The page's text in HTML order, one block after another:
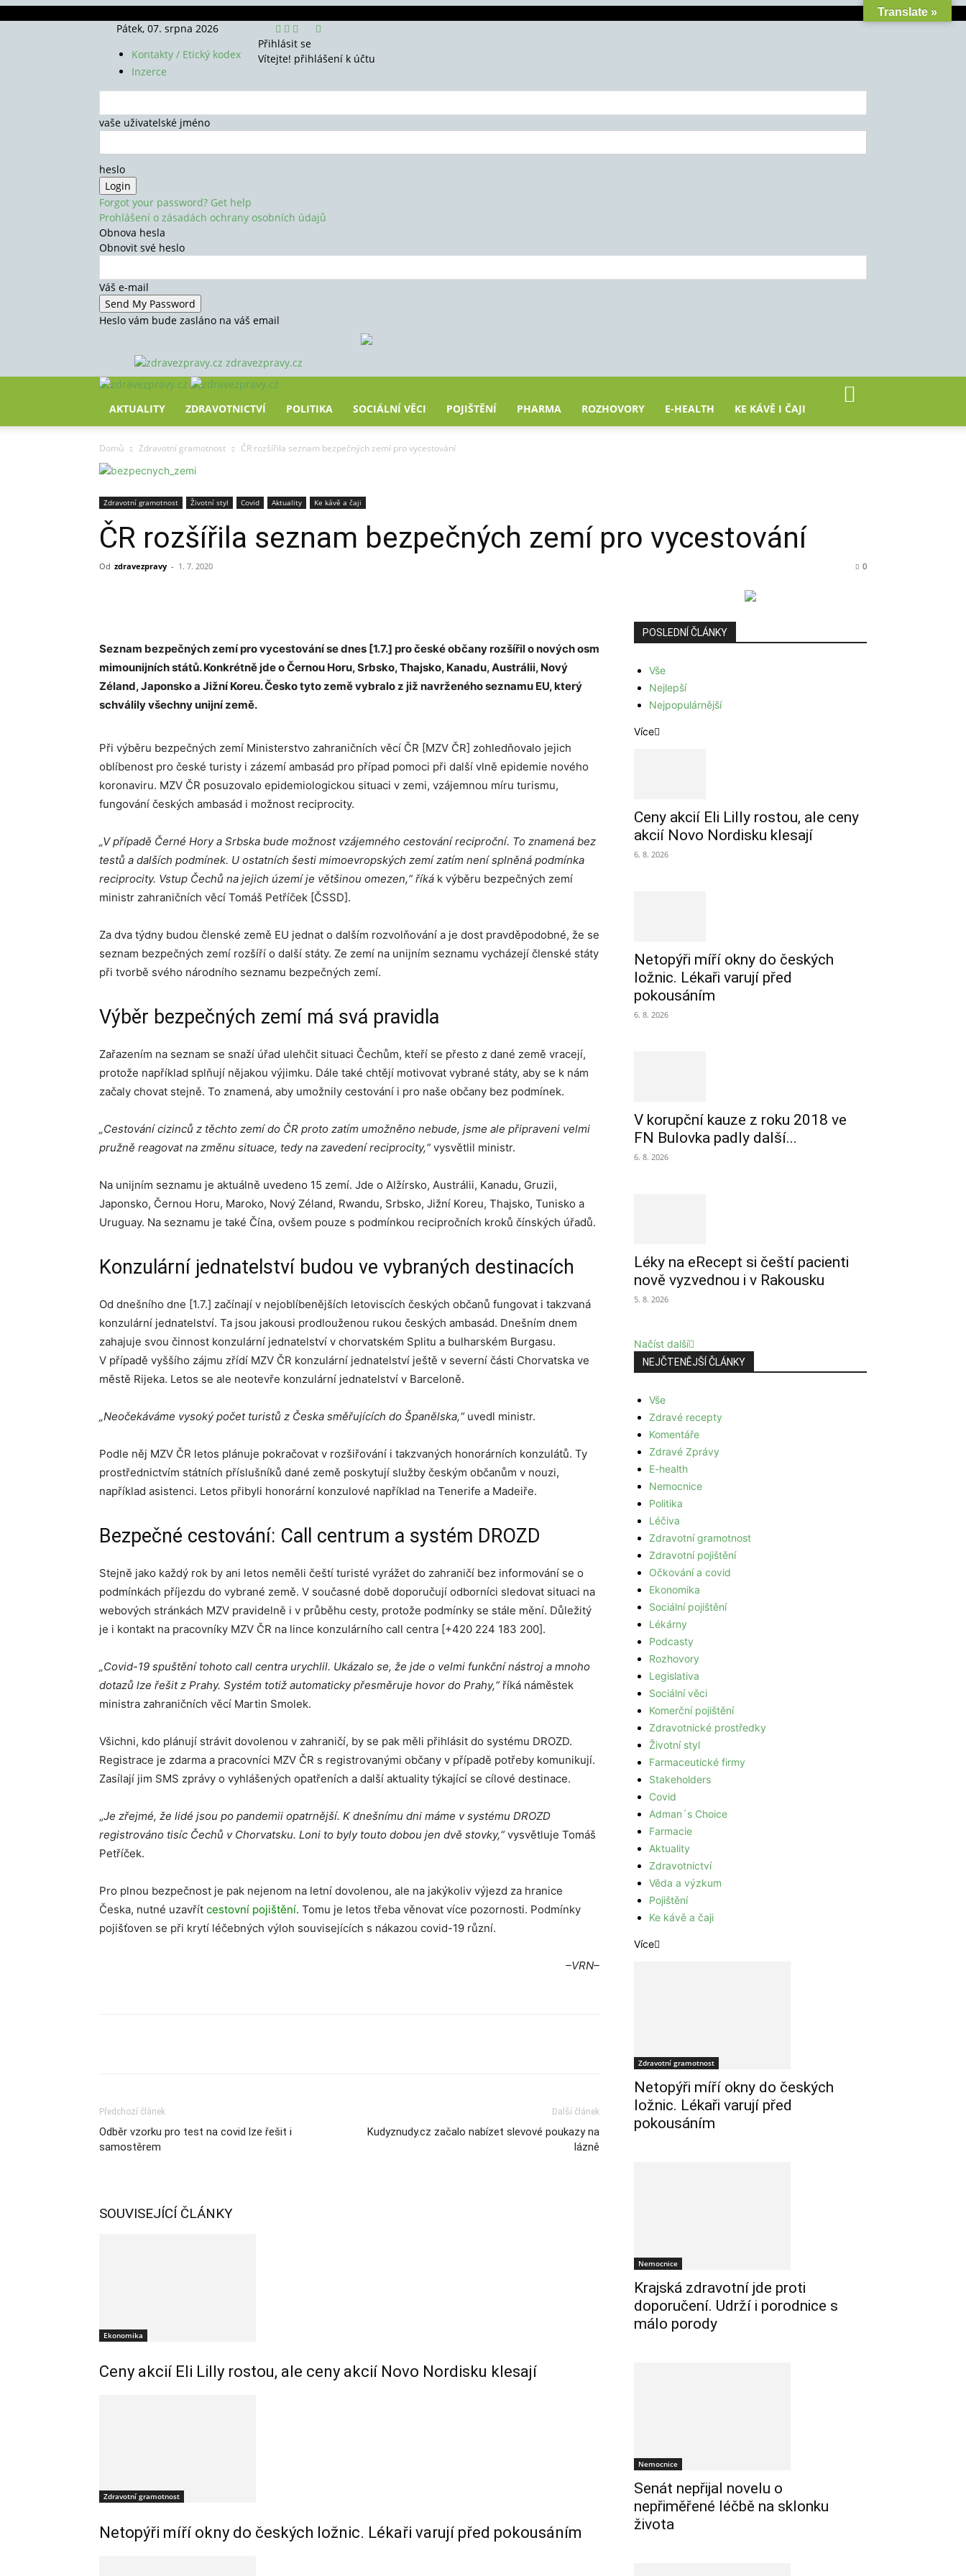
Pátek, 07. srpna 2026
Kontakty / Etický kodex
Inzerce
Přihlásit se
Vítejte! přihlášení k účtu
vaše uživatelské jméno
heslo
Forgot your password? Get help
Prohlášení o zásadách ochrany osobních údajů
Obnova hesla
Obnovit své heslo
Váš e-mail
Heslo vám bude zasláno na váš email
zdravezpravy.cz
AKTUALITY ZDRAVOTNICTVÍ POLITIKA SOCIÁLNÍ VĚCI POJIŠTĚNÍ PHARMA ROZHOVORY E-HEALTH KE KÁVĚ I ČAJI
Domů Zdravotní gramotnost ČR rozšířila seznam bezpečných zemí pro vycestování
Zdravotní gramotnost Životní styl Covid Aktuality Ke kávě a čaji
ČR rozšířila seznam bezpečných zemí pro vycestování
Od zdravezpravy - 1. 7. 2020 0
Seznam bezpečných zemí pro vycestování se dnes [1.7.] pro české občany rozšířil o nových osm
mimounijních států. Konkrétně jde o Černou Horu, Srbsko, Thajsko, Kanadu, Austrálii, Nový
Zéland, Japonsko a Jižní Koreu. Česko tyto země vybralo z již navrženého seznamu EU, který
schválily všechny unijní země.
Při výběru bezpečných zemí Ministerstvo zahraničních věcí ČR [MZV ČR] zohledňovalo jejich
oblíbenost pro české turisty i zázemí ambasád pro případ pomoci při další vlně epidemie nového
koronaviru. MZV ČR posuzovalo epidemiologickou situaci v zemi, vzájemnou míru turismu,
fungování českých ambasád i možnost reciprocity.
„V případě Černé Hory a Srbska bude možnost vzájemného cestování reciproční. To znamená bez
testů a dalších podmínek. U ostatních šesti mimoevropských zemí zatím není splněná podmínka
reciprocity. Vstup Čechů na jejich území je většinou omezen,“ říká k výběru bezpečných zemí
ministr zahraničních věcí Tomáš Petříček [ČSSD].
Za dva týdny budou členské země EU jednat o dalším rozvolňování a je dost pravděpodobné, že se
seznam bezpečných zemí rozšíří o další státy. Ze zemí na unijním seznamu vycházejí členské státy
při tvorbě svého národního seznamu bezpečných zemí.
Výběr bezpečných zemí má svá pravidla
Zařazením na seznam se snaží úřad ulehčit situaci Čechům, kteří se přesto z dané země vracejí,
protože například splňují nějakou výjimku. Dále také chtějí motivovat vybrané státy, aby se k nám
začaly chovat stejně. To znamená, aby umožnily cestování i pro naše občany bez podmínek.
„Cestování cizinců z těchto zemí do ČR proto zatím umožněno nebude, jsme ale připraveni velmi
pružně reagovat na změnu situace, tedy na zavedení reciprocity,“vysvětlil ministr.
Na unijním seznamu je aktuálně uvedeno 15 zemí. Jde o Alžírsko, Austrálii, Kanadu, Gruzii,
Japonsko, Černou Horu, Maroko, Nový Zéland, Rwandu, Srbsko, Jižní Koreu, Thajsko, Tunisko a
Uruguay. Na seznamu je také Čína, ovšem pouze s podmínkou recipročních kroků čínských úřadů.
Konzulární jednatelství budou ve vybraných destinacích
Od dnešního dne [1.7.] začínají v nejoblíbenějších letoviscích českých občanů fungovat i takzvaná
konzulární jednatelství. Ta jsou jakousi prodlouženou rukou českých ambasád. Dnešním dnem
zahajuje svou činnost konzulární jednatelství v chorvatském Splitu a bulharském Burgasu.
V případě vyššího zájmu zřídí MZV ČR konzulární jednatelství ještě v severní části Chorvatska ve
městě Rijeka. Letos se ale neotevře konzulární jednatelství v Barceloně.
„Neočekáváme vysoký počet turistů z Česka směřujících do Španělska,“uvedl ministr.
Podle něj MZV ČR letos plánuje pokračovat v rozšiřování i takzvaných honorárních konzulátů. Ty
prostřednictvím státních příslušníků dané země poskytují služby českým občanům v nouzi,
například asistenci. Letos přibyli honorární konzulové například na Tenerife a Madeiře.
Bezpečné cestování: Call centrum a systém DROZD
Stejně jako každý rok by ani letos neměli čeští turisté vyrážet do zahraničí bez informování se o
podmínkách příjezdu do vybrané země. V současné době doporučují odborníci sledovat situaci na
webových stránkách MZV pravidelně i v průběhu cesty, protože podmínky se stále mění. Důležitý
je i kontakt na pracovníky MZV ČR na lince konzulárního call centra [+420 224 183 200].
„Covid-19 spuštění tohoto call centra urychlil. Ukázalo se, že jde o velmi funkční nástroj a mnoho
dotazů lze řešit z Prahy. Systém totiž automaticky přesměruje hovor do Prahy,“říká náměstek
ministra zahraničních věcí Martin Smolek.
Všichni, kdo plánují strávit dovolenou v zahraničí, by se pak měli přihlásit do systému DROZD.
Registrace je zdarma a pracovníci MZV ČR s registrovanými občany v případě potřeby komunikují.
Zasílají jim SMS zprávy o vyhlášených opatřeních a další aktuality týkající se cílové destinace.
„Je zřejmé, že lidé jsou po pandemii opatrnější. K dnešnímu dni máme v systému DROZD
registrováno tisíc Čechů v Chorvatsku. Loni to byly touto dobou jen dvě stovky,“vysvětluje Tomáš
Petříček.
Pro plnou bezpečnost je pak nejenom na letní dovolenou, ale na jakýkoliv výjezd za hranice
Česka, nutné uzavřít cestovní pojištění. Tomu je letos třeba věnovat více pozornosti. Podmínky
pojišťoven se při krytí léčebných výloh souvisejících s nákazou covid-19 různí.
–VRN–
Předchozí článek
Odběr vzorku pro test na covid lze řešit i
samostěrem
Další článek
Kudyznudy.cz začalo nabízet slevové poukazy na
lázně
SOUVISEJÍCÍ ČLÁNKY
Ekonomika
Ceny akcií Eli Lilly rostou, ale ceny akcií Novo Nordisku klesají
Zdravotní gramotnost
Netopýři míří okny do českých ložnic. Lékaři varují před pokousáním
POSLEDNÍ ČLÁNKY
Vše
Nejlepší
Nejpopulárnější
Více
Ceny akcií Eli Lilly rostou, ale ceny
akcií Novo Nordisku klesají
6. 8. 2026
Netopýři míří okny do českých
ložnic. Lékaři varují před
pokousáním
6. 8. 2026
V korupční kauze z roku 2018 ve
FN Bulovka padly další...
6. 8. 2026
Léky na eRecept si čeští pacienti
nově vyzvednou i v Rakousku
5. 8. 2026
Načíst další
NEJČTENĚJŠÍ ČLÁNKY
Vše
Zdravé recepty
Komentáře
Zdravé Zprávy
E-health
Nemocnice
Politika
Léčiva
Zdravotní gramotnost
Zdravotní pojištění
Očkování a covid
Ekonomika
Sociální pojištění
Lékárny
Podcasty
Rozhovory
Legislativa
Sociální věci
Komerční pojištění
Zdravotnické prostředky
Životní styl
Farmaceutické firmy
Stakeholders
Covid
Adman´s Choice
Farmacie
Aktuality
Zdravotnictví
Věda a výzkum
Pojištění
Ke kávě a čaji
Více
Zdravotní gramotnost
Netopýři míří okny do českých
ložnic. Lékaři varují před
pokousáním
Nemocnice
Krajská zdravotní jde proti
doporučení. Udrží i porodnice s
málo porody
Nemocnice
Senát nepřijal novelu o
nepřiměřené léčbě na sklonku
života
Translate »